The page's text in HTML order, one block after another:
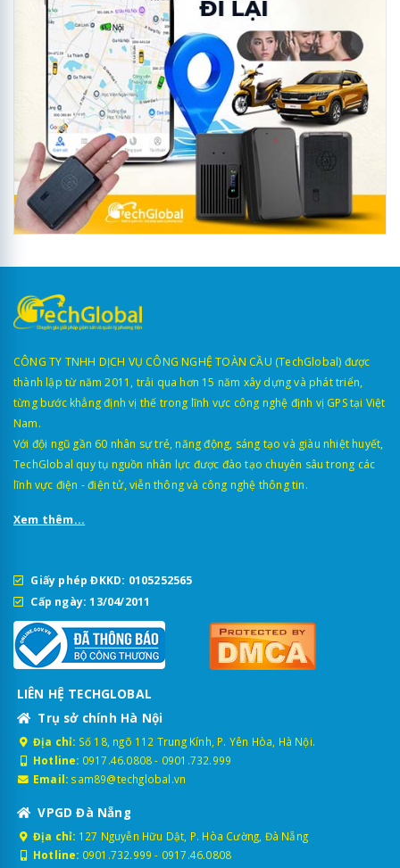
CÔNG TY TNHH DỊCH VỤ CÔNG NGHỆ TOÀN CẦU (TechGlobal) được
thành lập từ năm 2011, trải qua hơn 15 năm xây dựng và phát triển,
từng bước khẳng định vị thế trong lĩnh vực công nghệ định vị GPS tại Việt
Nam.
Với đội ngũ gần 60 nhân sự trẻ, năng động, sáng tạo và giàu nhiệt huyết,
TechGlobal quy tụ nguồn nhân lực được đào tạo chuyên sâu trong các
lĩnh vực điện - điện tử, viễn thông và công nghệ thông tin.
Xem thêm...
Giấy phép ĐKKD: 0105252565
Cấp ngày: 13/04/2011
LIÊN HỆ TECHGLOBAL
Trụ sở chính Hà Nội
Địa chỉ: Số 18, ngõ 112 Trung Kính, P. Yên Hòa, Hà Nội.
Hotline: 0917.46.0808- 0901.732.999
Email: sam89@techglobal.vn
VPGD Đà Nẵng
Địa chỉ: 127 Nguyễn Hữu Dật, P. Hòa Cường, Đà Nẵng
Hotline: 0901.732.999 - 0917.46.0808